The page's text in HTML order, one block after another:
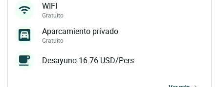
WIFI
Gratuito
Aparcamiento privado
Gratuito
Desayuno 16.76 USD/Pers